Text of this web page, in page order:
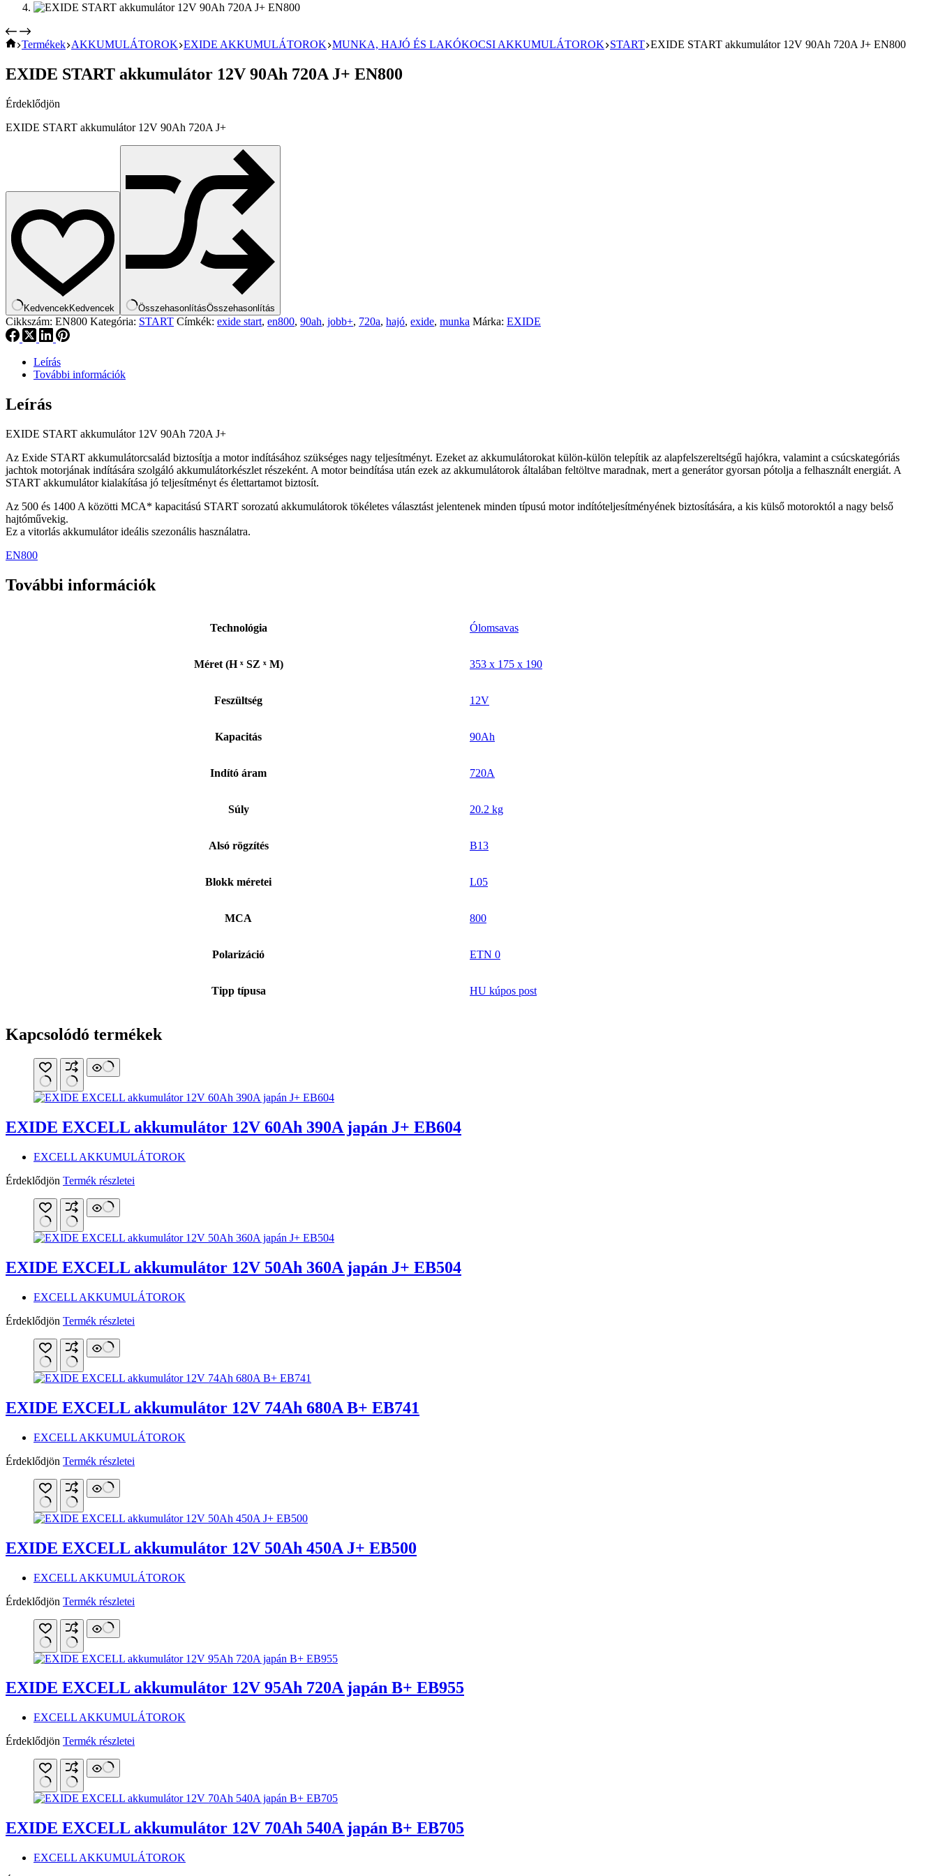
KEZDŐOLDAL
Termékek AKKUMULÁTOROK EXIDE AKKUMULÁTOROK MUNKA, HAJÓ ÉS LAKÓKOCSI AKKUMULÁTOROK START EXIDE START akkumulátor 12V 90Ah 720A J+ EN800
EXIDE START akkumulátor 12V 90Ah 720A J+ EN800
Érdeklődjön
EXIDE START akkumulátor 12V 90Ah 720A J+
Kedvencek Kedvencek ÖsszehasonlításÖsszehasonlítás
Cikkszám: EN800 Kategória: START Címkék: exide start, en800, 90ah, jobb+, 720a, hajó, exide, munka Márka: EXIDE
Leírás
További információk
Leírás
EXIDE START akkumulátor 12V 90Ah 720A J+
Az Exide START akkumulátorcsalád biztosítja a motor indításához szükséges nagy teljesítményt. Ezeket az akkumulátorokat külön-külön telepítik az alapfelszereltségű hajókra, valamint a csúcskategóriás
jachtok motorjának indítására szolgáló akkumulátorkészlet részeként. A motor beindítása után ezek az akkumulátorok általában feltöltve maradnak, mert a generátor gyorsan pótolja a felhasznált energiát. A
START akkumulátor kialakítása jó teljesítményt és élettartamot biztosít.
Az 500 és 1400 A közötti MCA* kapacitású START sorozatú akkumulátorok tökéletes választást jelentenek minden típusú motor indítóteljesítményének biztosítására, a kis külső motoroktól a nagy belső
hajtóművekig.
Ez a vitorlás akkumulátor ideális szezonális használatra.
EN800
További információk
Technológia Ólomsavas
Méret (H ˣ SZ ˣ M) 353 x 175 x 190
Feszültség 12V
Kapacitás 90Ah
Indító áram 720A
Súly 20.2 kg
Alsó rögzítés B13
Blokk méretei L05
MCA 800
Polarizáció ETN 0
Tipp típusa HU kúpos post
Kapcsolódó termékek
EXIDE EXCELL akkumulátor 12V 60Ah 390A japán J+ EB604
EXCELL AKKUMULÁTOROK
Érdeklődjön Termék részletei
EXIDE EXCELL akkumulátor 12V 50Ah 360A japán J+ EB504
EXCELL AKKUMULÁTOROK
Érdeklődjön Termék részletei
EXIDE EXCELL akkumulátor 12V 74Ah 680A B+ EB741
EXCELL AKKUMULÁTOROK
Érdeklődjön Termék részletei
EXIDE EXCELL akkumulátor 12V 50Ah 450A J+ EB500
EXCELL AKKUMULÁTOROK
Érdeklődjön Termék részletei
EXIDE EXCELL akkumulátor 12V 95Ah 720A japán B+ EB955
EXCELL AKKUMULÁTOROK
Érdeklődjön Termék részletei
EXIDE EXCELL akkumulátor 12V 70Ah 540A japán B+ EB705
EXCELL AKKUMULÁTOROK